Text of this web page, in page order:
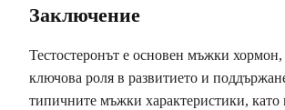
Заключение
Тестостеронът е основен мъжки хормон,
ключова роля в развитието и
типичните мъжки характеристики, като